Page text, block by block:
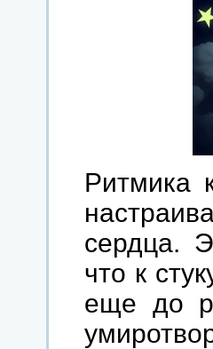
Ритмика
сердца.
что к
еще до